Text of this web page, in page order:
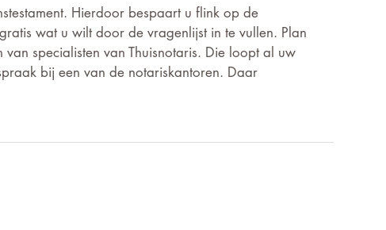
Hierdoor bespaart u flink op de
wat u wilt door de vragenlijst in te vullen. Plan
specialisten van Thuisnotaris. Die loopt al uw
bij een van de notariskantoren. Daar